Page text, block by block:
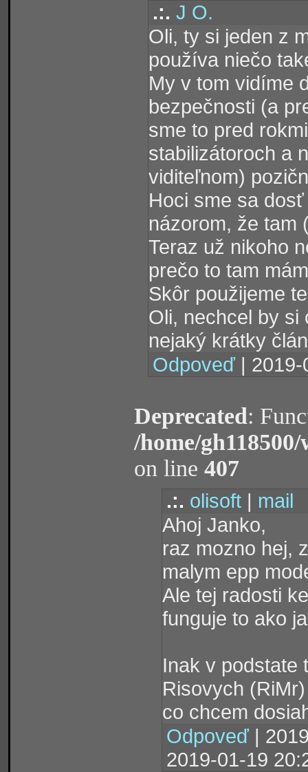
.:. J O.
Oli, ty si jeden z
používa niečo
My v tom vidíme
bezpečnosti (a
sme to pred
stabilizátoroch a
viditeľnom)
Hoci sme sa
názorom, že tam
Teraz už nikoho
prečo to tam
Skôr použijeme
Oli, nechcel by
nejaký krátky
Odpoveď |
Deprecated:
/home/
on line 407
.:. olisoft | mail
Ahoj Janko,
raz mozno hej,
malym epp
Ale tej radosti
funguje to ako
Inak v podstate
Risovych
co chcem
Odpoveď |
2019-01-19